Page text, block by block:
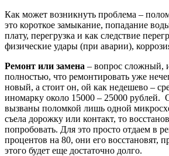
Как может возникнуть проблема –
это короткое замыкание, попадание
плату, перегрузка и как следствие
физические удары (при аварии),
Ремонт или замена – вопрос сложный,
полностью, что ремонтировать уже
новый, а стоит он, ой как недешево –
иномарку около 15000 – 25000 рублей.
вызваны поломкой лишь одной
съела дорожку или контакт, то
попробовать. Для это просто отдаем в
процентов на 80, они его восстановят,
этого будет еще достаточно долго.